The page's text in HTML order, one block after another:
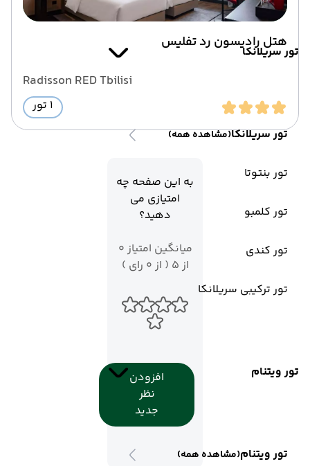
تور سریلانکا
تور سریلانکا(مشاهده همه)
تور بنتوتا
تور کلمبو
تور کندی
تور ترکیبی سریلانکا
تور ویتنام
تور ویتنام(مشاهده همه)
هتل رادیسون رد تفلیس
Radisson RED Tbilisi
1 تور
به این صفحه چه
امتیازی می
دهید؟
میانگین امتیاز 0
از 5 ( از 0 رای )
افزودن
نظر
جدید